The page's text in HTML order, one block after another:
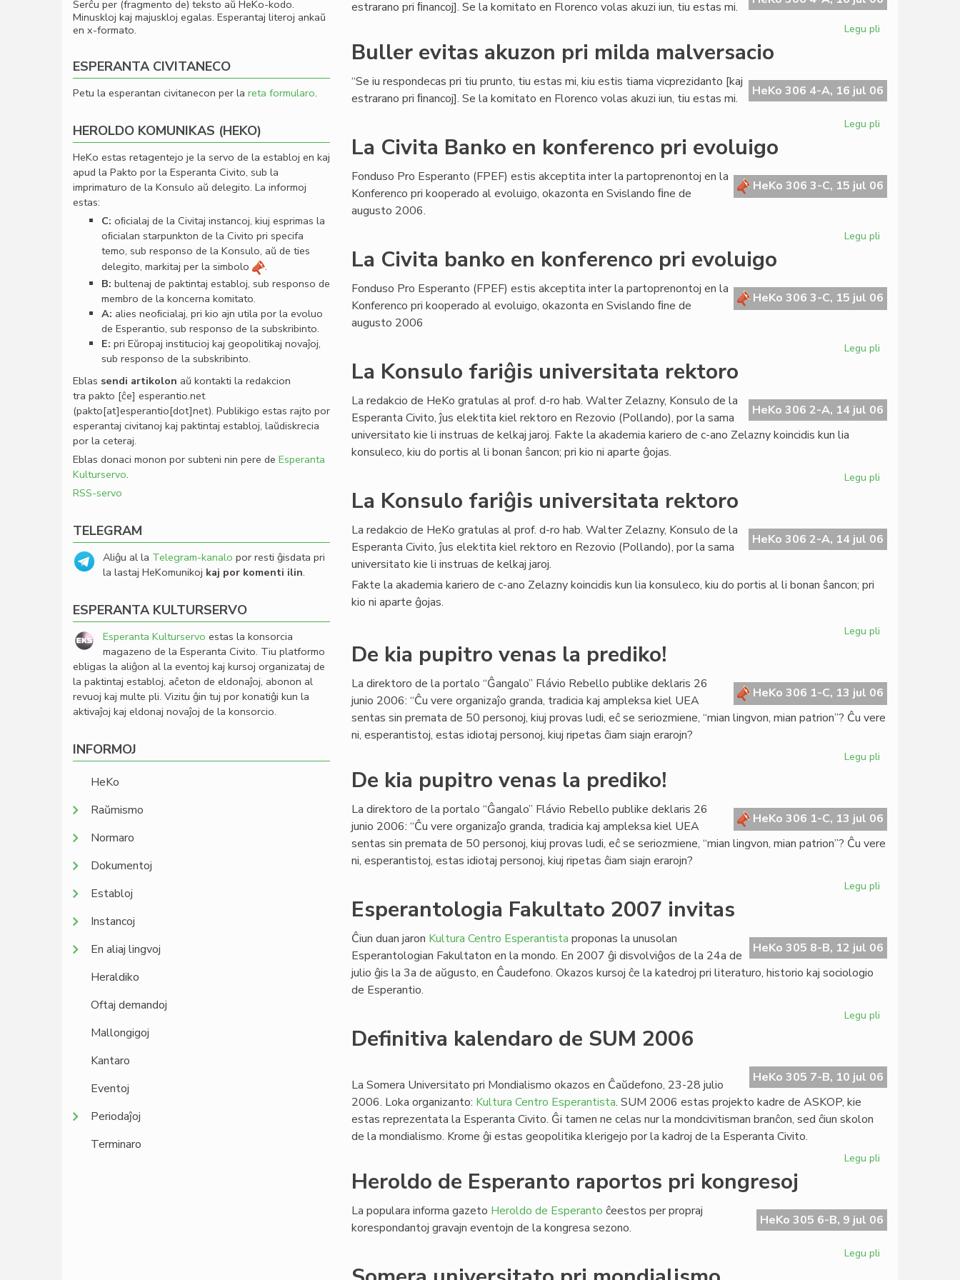
estrarano pri ﬁnancoj]. Se la komitato en Florenco volas akuzi iun, tiu estas mi.
Legu pli
pri
milda
Buller evitas akuzon pri milda malversacio
HeKo 306 4-A, 16 jul 06
“Se iu respondecas pri tiu prunto, tiu estas mi, kiu estis tiama vicprezidanto [kaj
estrarano pri ﬁnancoj]. Se la komitato en Florenco volas akuzi iun, tiu estas mi.
Legu pli
pri
milda
La Civita Banko en konferenco pri evoluigo
HeKo 306 3-C, 15 jul 06
Fonduso Pro Esperanto (FPEF) estis akceptita inter la partoprenontoj en la
Konferenco pri kooperado al evoluigo, okazonta en Svislando ﬁne de
augusto 2006.
Legu pli
en
konferenco
La Civita banko en konferenco pri evoluigo
HeKo 306 3-C, 15 jul 06
Fonduso Pro Esperanto (FPEF) estis akceptita inter la partoprenontoj en la
Konferenco pri kooperado al evoluigo, okazonta en Svislando ﬁne de
augusto 2006
Legu pli
en
konferenco
La Konsulo fariĝis universitata rektoro
HeKo 306 2-A, 14 jul 06
La redakcio de HeKo gratulas al prof. d-ro hab. Walter Zelazny, Konsulo de la
Esperanta Civito, ĵus elektita kiel rektoro en Rezovio (Pollando), por la sama
universitato kie li instruas de kelkaj jaroj. Fakte la akademia kariero de c-ano Zelazny koincidis kun lia
konsuleco, kiu do portis al li bonan ŝancon; pri kio ni aparte ĝojas.
Legu pli
universitata
rektoro
La Konsulo fariĝis universitata rektoro
HeKo 306 2-A, 14 jul 06
La redakcio de HeKo gratulas al prof. d-ro hab. Walter Zelazny, Konsulo de la
Esperanta Civito, ĵus elektita kiel rektoro en Rezovio (Pollando), por la sama
universitato kie li instruas de kelkaj jaroj.
Fakte la akademia kariero de c-ano Zelazny koincidis kun lia konsuleco, kiu do portis al li bonan ŝancon; pri
kio ni aparte ĝojas.
Legu pli
universitata
rektoro
De kia pupitro venas la prediko!
HeKo 306 1-C, 13 jul 06
La direktoro de la portalo “Ĝangalo” Flávio Rebello publike deklaris 26
junio 2006: “Ĉu vere organizaĵo granda, tradicia kaj ampleksa kiel UEA
sentas sin premata de 50 personoj, kiuj provas ludi, eĉ se seriozmiene, “mian lingvon, mian patrion”? Ĉu vere
ni, esperantistoj, estas idiotaj personoj, kiuj ripetas ĉiam siajn erarojn?
Legu pli
venas
la
prediko!
De kia pupitro venas la prediko!
HeKo 306 1-C, 13 jul 06
La direktoro de la portalo “Ĝangalo” Flávio Rebello publike deklaris 26
junio 2006: “Ĉu vere organizaĵo granda, tradicia kaj ampleksa kiel UEA
sentas sin premata de 50 personoj, kiuj provas ludi, eĉ se seriozmiene, “mian lingvon, mian patrion”? Ĉu vere
ni, esperantistoj, estas idiotaj personoj, kiuj ripetas ĉiam siajn erarojn?
Legu pli
venas
la
Esperantologia Fakultato 2007 invitas
HeKo 305 8-B, 12 jul 06
Ĉiun duan jaron Kultura Centro Esperantista proponas la unusolan
Esperantologian Fakultaton en la mondo. En 2007 ĝi disvolviĝos de la 24a de
julio ĝis la 3a de aŭgusto, en Ĉaudefono. Okazos kursoj ĉe la katedroj pri literaturo, historio kaj sociologio
de Esperantio.
Legu pli
invitas
Definitiva kalendaro de SUM 2006
HeKo 305 7-B, 10 jul 06
La Somera Universitato pri Mondialismo okazos en Ĉaŭdefono, 23-28 julio
2006. Loka organizanto: Kultura Centro Esperantista. SUM 2006 estas projekto kadre de ASKOP, kie
estas reprezentata la Esperanta Civito. Ĝi tamen ne celas nur la mondcivitisman branĉon, sed ĉiun skolon
de la mondialismo. Krome ĝi estas geopolitika klerigejo por la kadroj de la Esperanta Civito.
Legu pli
SUM
2006
Heroldo de Esperanto raportos pri kongresoj
HeKo 305 6-B, 9 jul 06
La populara informa gazeto Heroldo de Esperanto ĉeestos per propraj
korespondantoj gravajn eventojn de la kongresa sezono.
Legu pli
Serĉu per (fragmento de) teksto aŭ HeKo-kodo.
Minuskloj kaj majuskloj egalas. Esperantaj literoj ankaŭ
en x-formato.
ESPERANTA CIVITANECO
Petu la esperantan civitanecon per la reta formularo.
HEROLDO KOMUNIKAS (HEKO)
HeKo estas retagentejo je la servo de la establoj en kaj
apud la Pakto por la Esperanta Civito, sub la
imprimaturo de la Konsulo aŭ delegito. La informoj
estas:
C: oﬁcialaj de la Civitaj instancoj, kiuj esprimas la
oﬁcialan starpunkton de la Civito pri specifa
temo, sub responso de la Konsulo, aŭ de ties
delegito, markitaj per la simbolo
.
B: bultenaj de paktintaj establoj, sub responso de
membro de la koncerna komitato.
A: alies neoﬁcialaj, pri kio ajn utila por la evoluo
de Esperantio, sub responso de la subskribinto.
E: pri Eŭropaj institucioj kaj geopolitikaj novaĵoj,
sub responso de la subskribinto.
Eblas sendi artikolon aŭ kontakti la redakcion
tra pakto [ĉe] esperantio.net
(pakto[at]esperantio[dot]net). Publikigo estas rajto por
esperantaj civitanoj kaj paktintaj establoj, laŭdiskrecia
por la ceteraj.
Eblas donaci monon por subteni nin pere de Esperanta
Kulturservo.
RSS-servo
TELEGRAM
Aliĝu al la Telegram-kanalo por resti ĝisdata pri
la lastaj HeKomunikoj kaj por komenti ilin.
ESPERANTA KULTURSERVO
Esperanta Kulturservo estas la konsorcia
magazeno de la Esperanta Civito. Tiu platformo
ebligas la aliĝon al la eventoj kaj kursoj organizataj de
la paktintaj establoj, aĉeton de eldonaĵoj, abonon al
revuoj kaj multe pli. Vizitu ĝin tuj por konatiĝi kun la
aktivaĵoj kaj eldonaj novaĵoj de la konsorcio.
INFORMOJ
HeKo
Raŭmismo
Normaro
Dokumentoj
Establoj
Instancoj
En aliaj lingvoj
Heraldiko
Oftaj demandoj
Mallongigoj
Kantaro
Eventoj
Periodaĵoj
Terminaro